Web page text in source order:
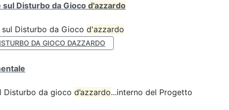
sul Disturbo da Gioco d'azzardo
Disturbo da Gioco d'azzardo
DA GIOCO DAZZARDO
Disturbo da gioco d’azzardo...interno del Progetto